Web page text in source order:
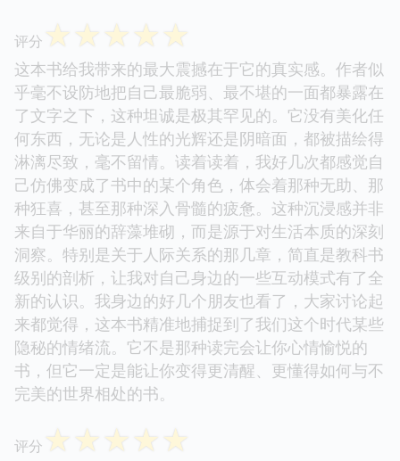
评分 ☆☆☆☆☆
这本书给我带来的最大震撼在于它的真实感。作者似
乎毫不设防地把自己最脆弱、最不堪的一面都暴露在
了文字之下，这种坦诚是极其罕见的。它没有美化任
何东西，无论是人性的光辉还是阴暗面，都被描绘得
淋漓尽致，毫不留情。读着读着，我好几次都感觉自
己仿佛变成了书中的某个角色，体会着那种无助、那
种狂喜，甚至那种深入骨髓的疲惫。这种沉浸感并非
来自于华丽的辞藻堆砌，而是源于对生活本质的深刻
洞察。特别是关于人际关系的那几章，简直是教科书
级别的剖析，让我对自己身边的一些互动模式有了全
新的认识。我身边的好几个朋友也看了，大家讨论起
来都觉得，这本书精准地捕捉到了我们这个时代某些
隐秘的情绪流。它不是那种读完会让你心情愉悦的
书，但它一定是能让你变得更清醒、更懂得如何与不
完美的世界相处的书。
评分 ☆☆☆☆☆